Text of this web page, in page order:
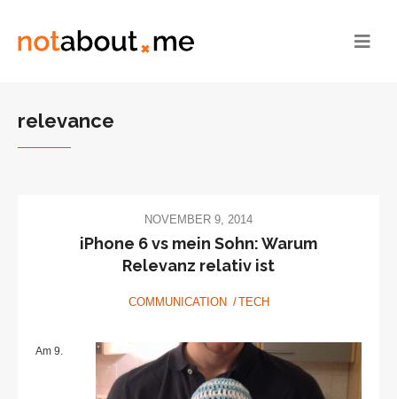
relevance
NOVEMBER 9, 2014
iPhone 6 vs mein Sohn: Warum
Relevanz relativ ist
COMMUNICATION TECH
Am 9.